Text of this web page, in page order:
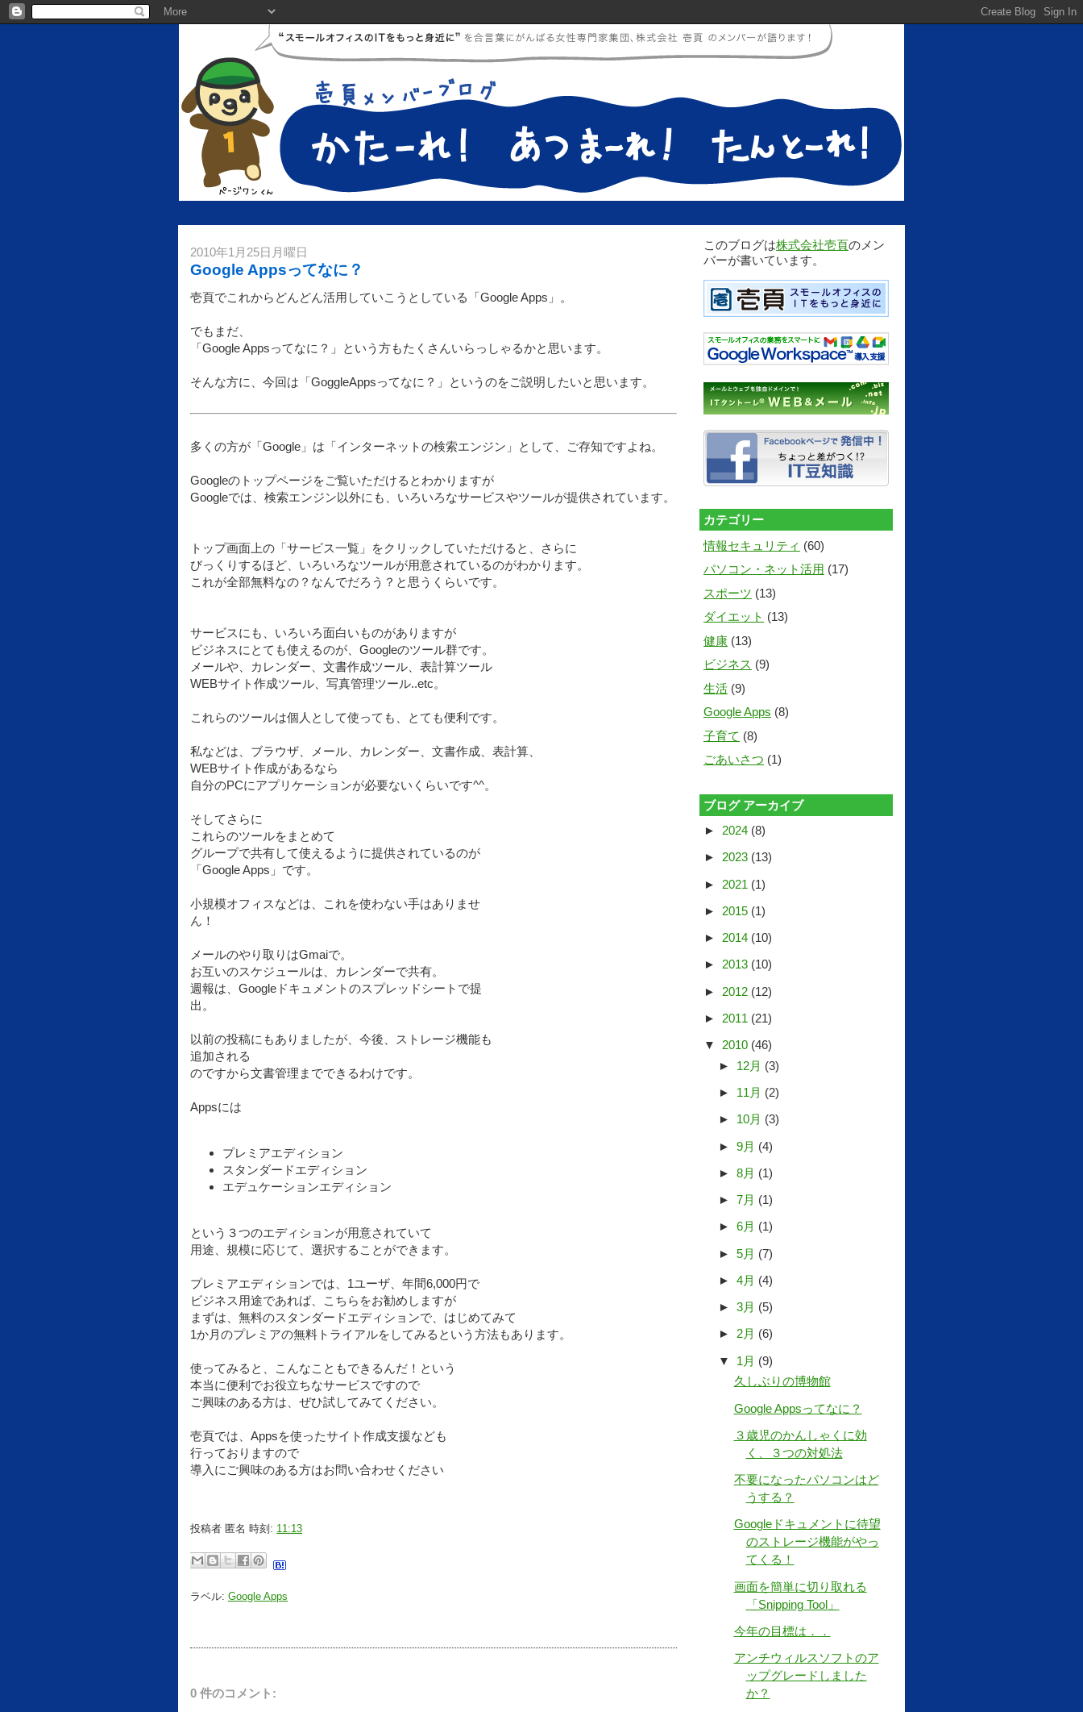
2010年1月25日月曜日
Google Appsってなに？
壱頁でこれからどんどん活用していこうとしている「Google Apps」。
でもまだ、
「Google Appsってなに？」という方もたくさんいらっしゃるかと思います。
そんな方に、今回は「GoggleAppsってなに？」というのをご説明したいと思います。
多くの方が「Google」は「インターネットの検索エンジン」として、ご存知ですよね。
Googleのトップページをご覧いただけるとわかりますが
Googleでは、検索エンジン以外にも、いろいろなサービスやツールが提供されています。
トップ画面上の「サービス一覧」をクリックしていただけると、さらに
びっくりするほど、いろいろなツールが用意されているのがわかります。
これが全部無料なの？なんでだろう？と思うくらいです。
サービスにも、いろいろ面白いものがありますが
ビジネスにとても使えるのが、Googleのツール群です。
メールや、カレンダー、文書作成ツール、表計算ツール
WEBサイト作成ツール、写真管理ツール..etc。
これらのツールは個人として使っても、とても便利です。
私などは、ブラウザ、メール、カレンダー、文書作成、表計算、
WEBサイト作成があるなら
自分のPCにアプリケーションが必要ないくらいです^^。
そしてさらに
これらのツールをまとめて
グループで共有して使えるように提供されているのが
「Google Apps」です。
小規模オフィスなどは、これを使わない手はありませ
ん！
メールのやり取りはGmaiで。
お互いのスケジュールは、カレンダーで共有。
週報は、Googleドキュメントのスプレッドシートで提
出。
以前の投稿にもありましたが、今後、ストレージ機能も
追加される
のですから文書管理までできるわけです。
Appsには
プレミアエディション
スタンダードエディション
エデュケーションエディション
という３つのエディションが用意されていて
用途、規模に応じて、選択することができます。
プレミアエディションでは、1ユーザ、年間6,000円で
ビジネス用途であれば、こちらをお勧めしますが
まずは、無料のスタンダードエディションで、はじめてみて
1か月のプレミアの無料トライアルをしてみるという方法もあります。
使ってみると、こんなこともできるんだ！という
本当に便利でお役立ちなサービスですので
ご興味のある方は、ぜひ試してみてください。
壱頁では、Appsを使ったサイト作成支援なども
行っておりますので
導入にご興味のある方はお問い合わせください
投稿者 匿名 時刻: 11:13
ラベル: Google Apps
0 件のコメント:
このブログは株式会社壱頁のメン
バーが書いています。
カテゴリー
情報セキュリティ (60)
パソコン・ネット活用 (17)
スポーツ (13)
ダイエット (13)
健康 (13)
ビジネス (9)
生活 (9)
Google Apps (8)
子育て (8)
ごあいさつ (1)
ブログ アーカイブ
► 2024 (8)
► 2023 (13)
► 2021 (1)
► 2015 (1)
► 2014 (10)
► 2013 (10)
► 2012 (12)
► 2011 (21)
▼ 2010 (46)
► 12月 (3)
► 11月 (2)
► 10月 (3)
► 9月 (4)
► 8月 (1)
► 7月 (1)
► 6月 (1)
► 5月 (7)
► 4月 (4)
► 3月 (5)
► 2月 (6)
▼ 1月 (9)
久しぶりの博物館
Google Appsってなに？
３歳児のかんしゃくに効
く、３つの対処法
不要になったパソコンはど
うする？
Googleドキュメントに待望
のストレージ機能がやっ
てくる！
画面を簡単に切り取れる
「Snipping Tool」
今年の目標は．．
アンチウィルスソフトのア
ップグレードしました
か？